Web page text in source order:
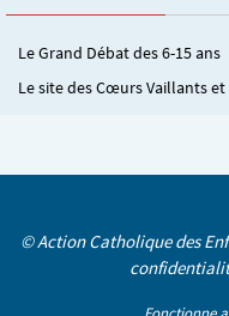
Le Grand Débat des 6-15 ans
Le site des Cœurs Vaillants
© Action Catholique des